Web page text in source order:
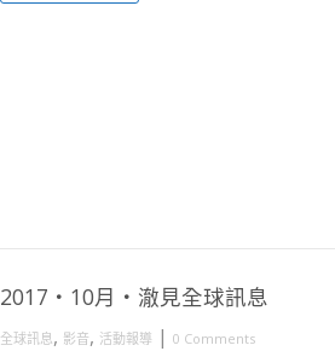
2017・10月・澈見全球訊息
全球訊息, 影音, 活動報導 | 0 Comments